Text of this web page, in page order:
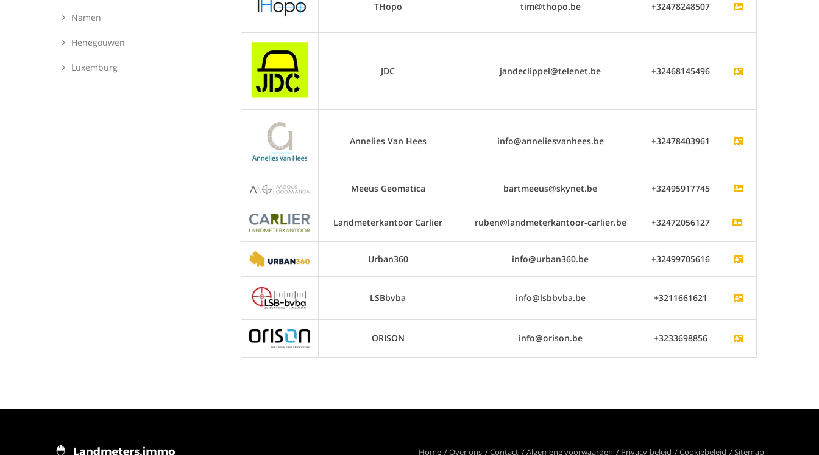
Namen
Henegouwen
Luxemburg
THopo tim@thopo.be +32478248507
JDC jandeclippel@telenet.be +32468145496
Annelies Van Hees info@anneliesvanhees.be +32478403961
Meeus Geomatica bartmeeus@skynet.be +32495917745
Landmeterkantoor Carlier ruben@landmeterkantoor-carlier.be +32472056127
Urban360 info@urban360.be +32499705616
LSBbvba info@lsbbvba.be +3211661621
ORISON info@orison.be +3233698856
Home Over ons Contact Algemene voorwaarden Privacy-beleid Cookiebeleid Sitemap